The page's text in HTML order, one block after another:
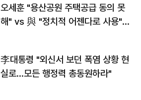
오세훈 "용산공원 주택공급 동의 못
해" vs 與 "정치적 어젠다로 사용"
李대통령 "외신서 보던 폭염 상황 현
실로…모든 행정력 총동원하라"